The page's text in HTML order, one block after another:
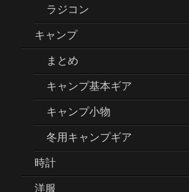
ラジコン
キャンプ
まとめ
キャンプ基本ギア
キャンプ小物
冬用キャンプギア
時計
洋服